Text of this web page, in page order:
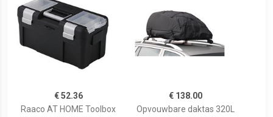
€ 52.36
Raaco AT HOME Toolbox
€ 138.00
Opvouwbare daktas 320L